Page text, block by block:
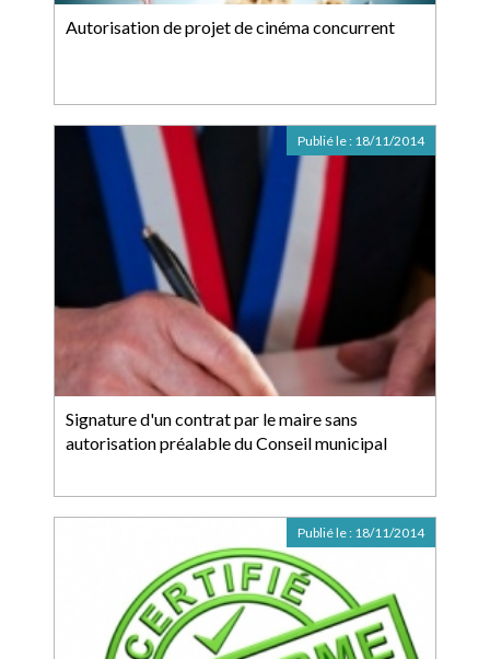
Autorisation de projet de cinéma concurrent
Signature d'un contrat par le maire sans
autorisation préalable du Conseil municipal
Publié le : 18/11/2014
Publié le : 18/11/2014